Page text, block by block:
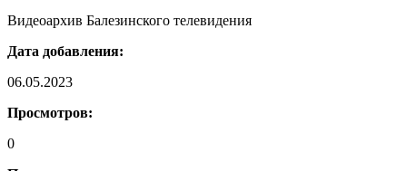
Видеоархив Балезинского телевидения
Дата добавления:
06.05.2023
Просмотров:
0